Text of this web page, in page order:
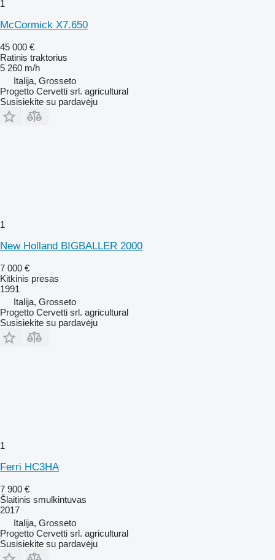
1
McCormick X7.650
45 000 €
Ratinis traktorius
5 260 m/h
Italija, Grosseto
Progetto Cervetti srl. agricultural
Susisiekite su pardavėju
1
New Holland BIGBALLER 2000
7 000 €
Kitkinis presas
1991
Italija, Grosseto
Progetto Cervetti srl. agricultural
Susisiekite su pardavėju
1
Ferri HC3HA
7 900 €
Šlaitinis smulkintuvas
2017
Italija, Grosseto
Progetto Cervetti srl. agricultural
Susisiekite su pardavėju